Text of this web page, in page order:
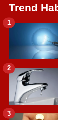
Trend
1
2
3